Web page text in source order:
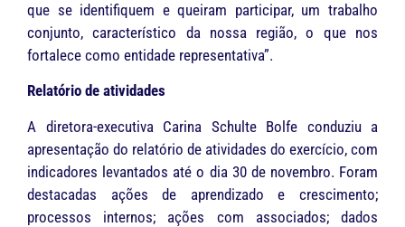
que se identifiquem e queiram participar, um trabalho
conjunto, característico da nossa região, o que nos
fortalece como entidade representativa”.
Relatório de atividades
A diretora-executiva Carina Schulte Bolfe conduziu a
apresentação do relatório de atividades do exercício, com
indicadores levantados até o dia 30 de novembro. Foram
destacadas ações de aprendizado e crescimento;
processos internos; ações com associados; dados